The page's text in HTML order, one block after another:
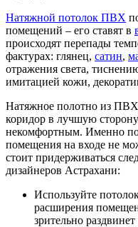
Натяжной потолок ПВХ
помещений – его ставят в
происходят перепады
фактурах: глянец, сатин,
отражения света,
имитацией кожи,
Натяжное полотно из
коридор в лучшую
некомфортным. Именно
помещения на входе не
стоит придерживаться
дизайнеров Астрахани:
Используйте
расширения
зрительно